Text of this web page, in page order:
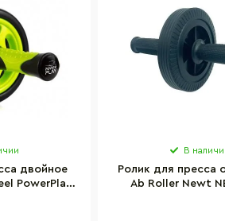
двойное
PowerPlay
В
Ролик для пресса
Ab Roller Newt